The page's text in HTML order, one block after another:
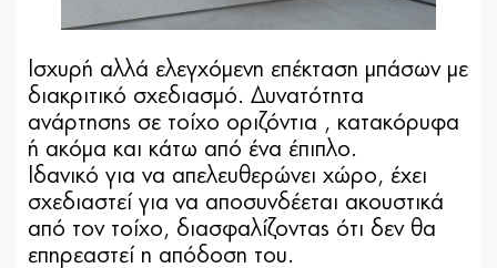
Iσχυρή αλλά ελεγχόμενη επέκταση μπάσων με
διακριτικό σχεδιασμό. Δυνατότητα
ανάρτησης σε τοίχο οριζόντια , κατακόρυφα
ή ακόμα και κάτω από ένα έπιπλο.
Ιδανικό για να απελευθερώνει χώρο, έχει
σχεδιαστεί για να αποσυνδέεται ακουστικά
από τον τοίχο, διασφαλίζοντας ότι δεν θα
επηρεαστεί η απόδοση του.